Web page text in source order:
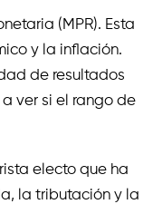
(MPR). Esta
y la inflación.
de resultados
ver si el rango de
electo que ha
la tributación y la